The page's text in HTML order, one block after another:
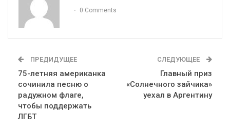
0 Comments
ПРЕДИДУЩЕЕ
75-летняя американка
сочинила песню о
радужном флаге,
чтобы поддержать
ЛГБТ
СЛЕДУЮЩЕЕ
Главный приз
«Солнечного зайчика»
уехал в Аргентину